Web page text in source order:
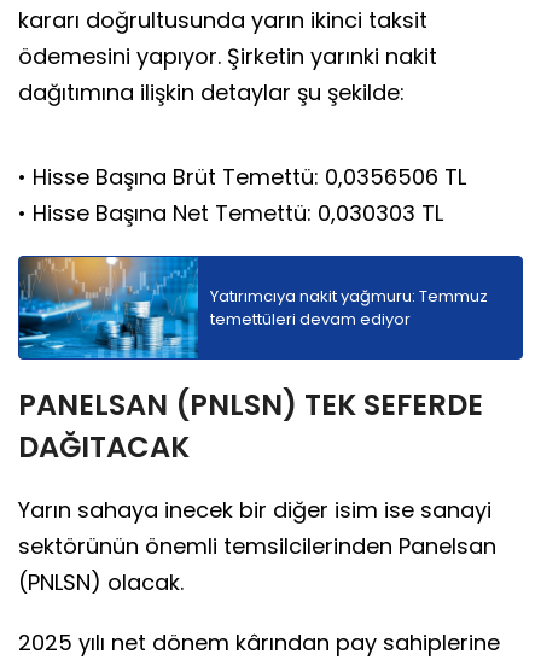
kararı doğrultusunda yarın ikinci taksit
ödemesini yapıyor. Şirketin yarınki nakit
dağıtımına ilişkin detaylar şu şekilde:
• Hisse Başına Brüt Temettü: 0,0356506 TL
• Hisse Başına Net Temettü: 0,030303 TL
Yatırımcıya nakit yağmuru: Temmuz
temettüleri devam ediyor
PANELSAN (PNLSN) TEK SEFERDE
DAĞITACAK
Yarın sahaya inecek bir diğer isim ise sanayi
sektörünün önemli temsilcilerinden Panelsan
(PNLSN) olacak.
2025 yılı net dönem kârından pay sahiplerine